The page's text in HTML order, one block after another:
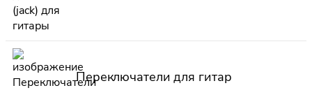
Переключатели для гитар